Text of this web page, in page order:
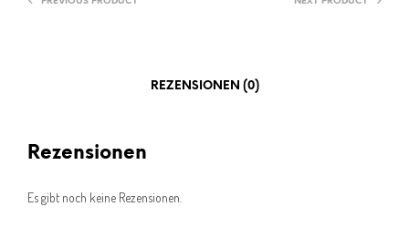
REZENSIONEN (0)
Rezensionen
Es gibt noch keine Rezensionen.